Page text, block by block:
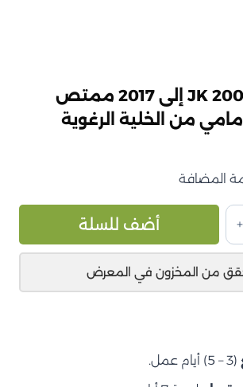
جيب رانجلر JK 2006 إلى 2017 ممتص
من الخلية الرغوية
المضافة
أضف للسلة
من المخزون في المعرض
(3 – 5) أيام عمل.